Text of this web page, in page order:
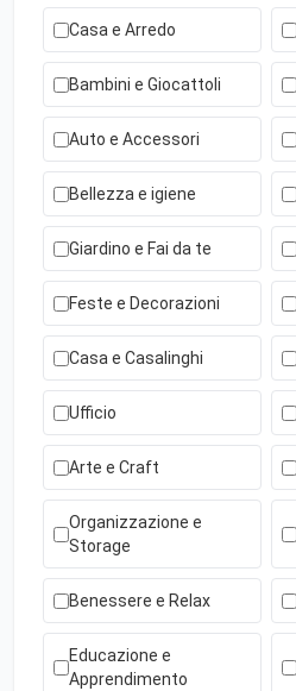
Casa e Arredo
Bambini e Giocattoli
Auto e Accessori
Bellezza e igiene
Giardino e Fai da te
Feste e Decorazioni
Casa e Casalinghi
Ufficio
Arte e Craft
Organizzazione e
Storage
Benessere e Relax
Educazione e
Apprendimento